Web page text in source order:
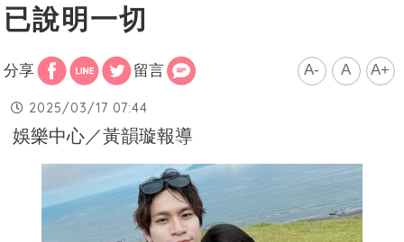
已說明一切
分享 留言 A- A A+
2025/03/17 07:44
娛樂中心／黃韻璇報導